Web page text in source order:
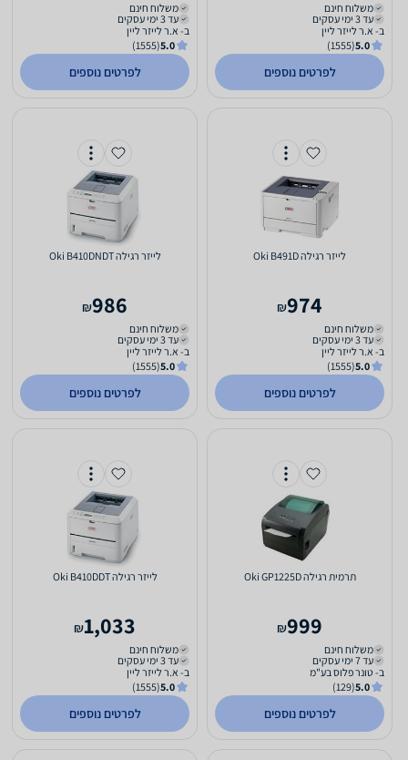
משלוח חינם
עד 3 ימי עסקים
ב- א.ר לייזר ליין
5.0
(1555)
לפרטים נוספים
משלוח חינם
עד 3 ימי עסקים
ב- א.ר לייזר ליין
5.0
(1555)
לפרטים נוספים
‏לייזר ‏רגילה Oki B491D
974
₪
משלוח חינם
עד 3 ימי עסקים
ב- א.ר לייזר ליין
5.0
(1555)
לפרטים נוספים
‏לייזר ‏רגילה Oki B410DNDT
986
₪
משלוח חינם
עד 3 ימי עסקים
ב- א.ר לייזר ליין
5.0
(1555)
לפרטים נוספים
‏תרמית ‏רגילה Oki GP1225D
999
₪
משלוח חינם
עד 7 ימי עסקים
ב- טונר פלוס בע"מ
5.0
(129)
לפרטים נוספים
‏לייזר ‏רגילה Oki B410DDT
1,033
₪
משלוח חינם
עד 3 ימי עסקים
ב- א.ר לייזר ליין
5.0
(1555)
לפרטים נוספים